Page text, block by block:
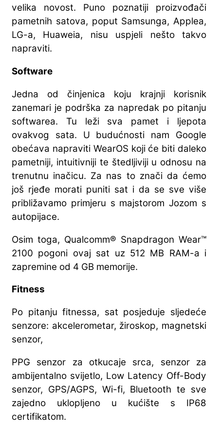
velika novost. Puno poznatiji proizvođači
pametnih satova, poput Samsunga, Applea,
LG-a, Huaweia, nisu uspjeli nešto takvo
napraviti.
Software
Jedna od činjenica koju krajnji korisnik
zanemari je podrška za napredak po pitanju
softwarea. Tu leži sva pamet i ljepota
ovakvog sata. U budućnosti nam Google
obećava napraviti WearOS koji će biti daleko
pametniji, intuitivniji te štedljiviji u odnosu na
trenutnu inačicu. Za nas to znači da ćemo
još rjeđe morati puniti sat i da se sve više
približavamo primjeru s majstorom Jozom s
autopijace.
Osim toga, Qualcomm® Snapdragon Wear™
2100 pogoni ovaj sat uz 512 MB RAM-a i
zapremine od 4 GB memorije.
Fitness
Po pitanju fitnessa, sat posjeduje sljedeće
senzore: akcelerometar, žiroskop, magnetski
senzor,
PPG senzor za otkucaje srca, senzor za
ambijentalno svijetlo, Low Latency Off-Body
senzor, GPS/AGPS, Wi-fi, Bluetooth te sve
zajedno uklopljeno u kućište s IP68
certifikatom.